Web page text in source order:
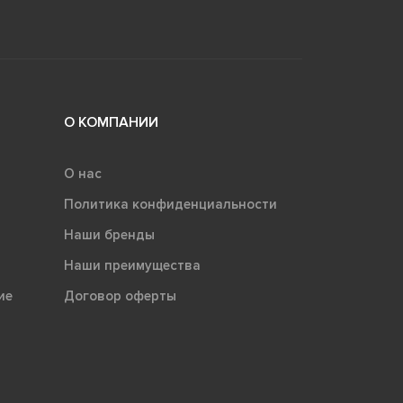
О КОМПАНИИ
О нас
Политика конфиденциальности
Наши бренды
Наши преимущества
Договор оферты